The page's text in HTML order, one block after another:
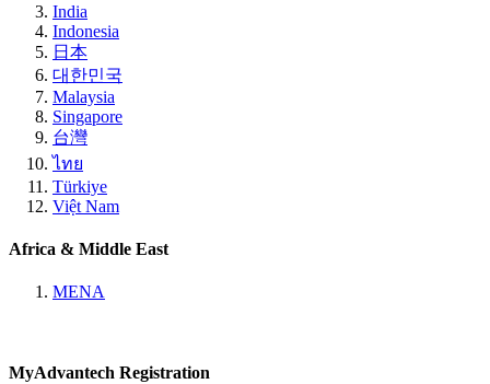
India
Indonesia
日本
대한민국
Malaysia
Singapore
台灣
ไทย
Türkiye
Việt Nam
Africa & Middle East
MENA
MyAdvantech Registration